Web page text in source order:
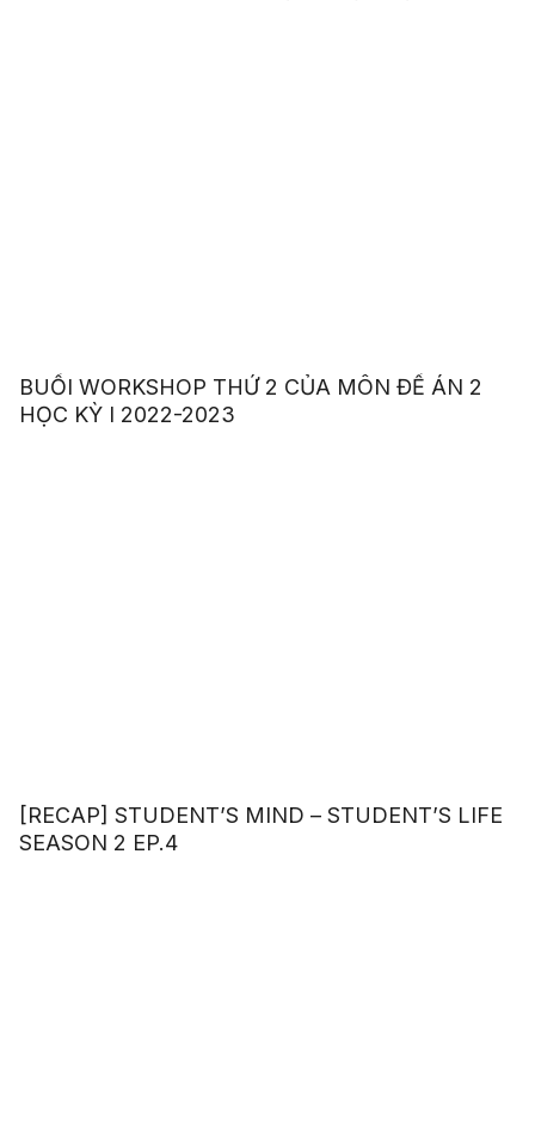
BUỔI WORKSHOP THỨ 2 CỦA MÔN ĐỀ ÁN 2
HỌC KỲ I 2022-2023
[RECAP] STUDENT’S MIND – STUDENT’S LIFE
SEASON 2 EP.4